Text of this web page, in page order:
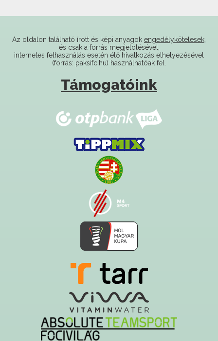
internetes felhasználás esetén élő hivatkozás elhelyezésével
(forrás: paksifc.hu) használhatóak fel.
Támogatóink
Ezt az oldalt a Hawk System készítette és üzemelteti!